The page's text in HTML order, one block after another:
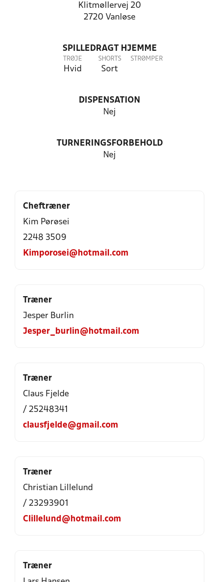
Klitmøllervej 20
2720 Vanløse
SPILLEDRAGT HJEMME
TRØJE
Hvid
SHORTS
Sort
STRØMPER
DISPENSATION
Nej
TURNERINGSFORBEHOLD
Nej
Cheftræner
Kim Pørøsei
2248 3509
Kimporosei@hotmail.com
Træner
Jesper Burlin
Jesper_burlin@hotmail.com
Træner
Claus Fjelde
/ 25248341
clausfjelde@gmail.com
Træner
Christian Lillelund
/ 23293901
Clillelund@hotmail.com
Træner